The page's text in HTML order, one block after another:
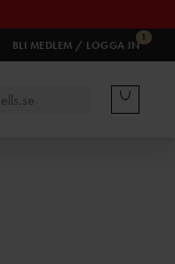
1
BLI MEDLEM / LOGGA IN